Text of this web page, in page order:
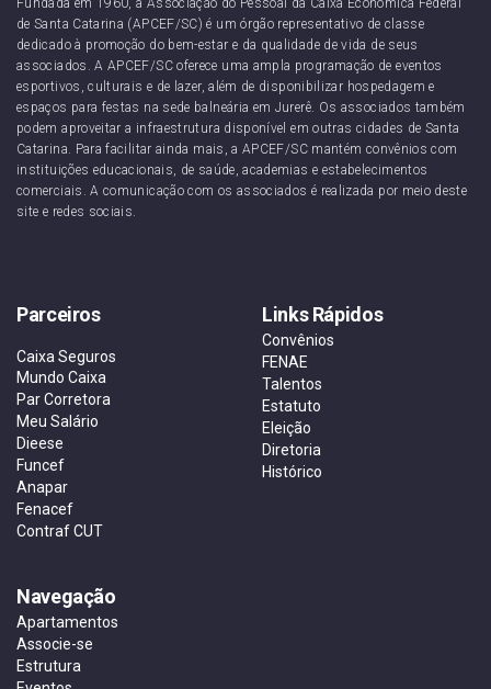
Fundada em 1960, a Associação do Pessoal da Caixa Econômica Federal
de Santa Catarina (APCEF/SC) é um órgão representativo de classe
dedicado à promoção do bem-estar e da qualidade de vida de seus
associados. A APCEF/SC oferece uma ampla programação de eventos
esportivos, culturais e de lazer, além de disponibilizar hospedagem e
espaços para festas na sede balneária em Jurerê. Os associados também
podem aproveitar a infraestrutura disponível em outras cidades de Santa
Catarina. Para facilitar ainda mais, a APCEF/SC mantém convênios com
instituições educacionais, de saúde, academias e estabelecimentos
comerciais. A comunicação com os associados é realizada por meio deste
site e redes sociais.
Parceiros
Caixa Seguros
Mundo Caixa
Par Corretora
Meu Salário
Dieese
Funcef
Anapar
Fenacef
Contraf CUT
Links Rápidos
Convênios
FENAE
Talentos
Estatuto
Eleição
Diretoria
Histórico
Navegação
Apartamentos
Associe-se
Estrutura